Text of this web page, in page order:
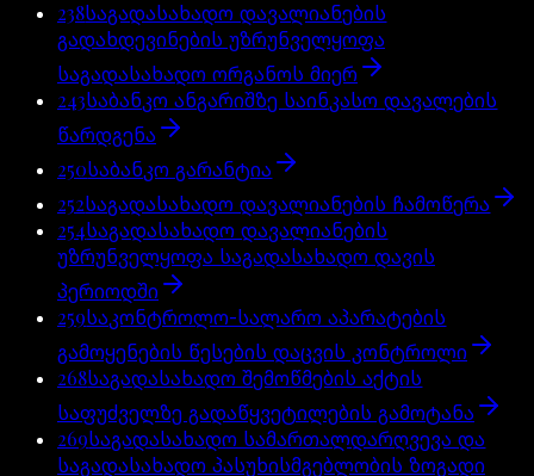
238საგადასახადო დავალიანების
გადახდევინების უზრუნველყოფა
საგადასახადო ორგანოს მიერ
243საბანკო ანგარიშზე საინკასო დავალების
წარდგენა
250საბანკო გარანტია
252საგადასახადო დავალიანების ჩამოწერა
254საგადასახადო დავალიანების
უზრუნველყოფა საგადასახადო დავის
პერიოდში
259საკონტროლო-სალარო აპარატების
გამოყენების წესების დაცვის კონტროლი
268საგადასახადო შემოწმების აქტის
საფუძველზე გადაწყვეტილების გამოტანა
269საგადასახადო სამართალდარღვევა და
საგადასახადო პასუხისმგებლობის ზოგადი